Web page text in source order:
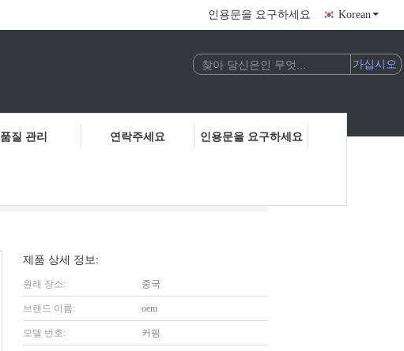
인용문을 요구하세요 Korean
품질 관리 연락주세요 인용문을 요구하세요
제품 상세 정보:
원래 장소: 중국
브랜드 이름: oem
모델 번호: 커핑